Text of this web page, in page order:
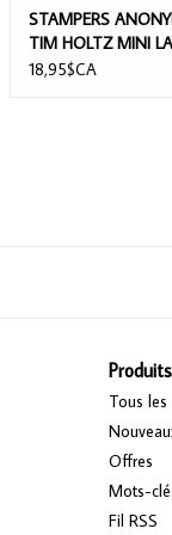
STAMPERS
TIM HOLTZ MINI
STENCIL SET #25 3/
18,95$CA
Produits
Tous
Offres
Mots-
Fil RSS